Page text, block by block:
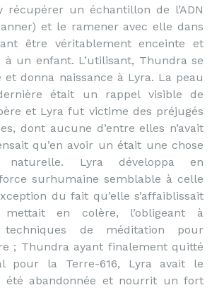
récupérer un échantillon de l’ADN
et le ramener avec elle dans
être véritablement enceinte et
à un enfant. L’utilisant, Thundra se
donna naissance à Lyra. La peau
était un rappel visible de
et Lyra fut victime des préjugés
dont aucune d’entre elles n’avait
qu’en avoir un était une chose
naturelle. Lyra développa en
surhumaine semblable à celle
du fait qu’elle s’affaiblissait
en colère, l’obligeant à
techniques de méditation pour
; Thundra ayant finalement quitté
pour la Terre-616, Lyra avait le
été abandonnée et nourrit un fort